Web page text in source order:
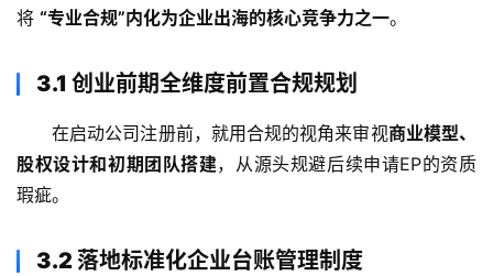
外
开
户
全
将 “专业合规”内化为企业出海的核心竞争力之一。
3.1 创业前期全维度前置合规规划
在启动公司注册前，就用合规的视角来审视商业模型、
股权设计和初期团队搭建，从源头规避后续申请EP的资质
瑕疵。
3.2 落地标准化企业台账管理制度